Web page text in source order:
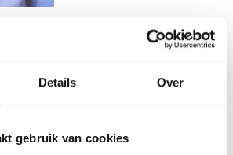
Details Over
gebruik van cookies
with pearl and
cerise